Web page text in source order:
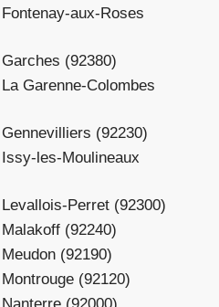
aux-Roses
(92380)
Garenne-Colombes
(92230)
les-Moulineaux
Perret (92300)
(92240)
(92190)
(92120)